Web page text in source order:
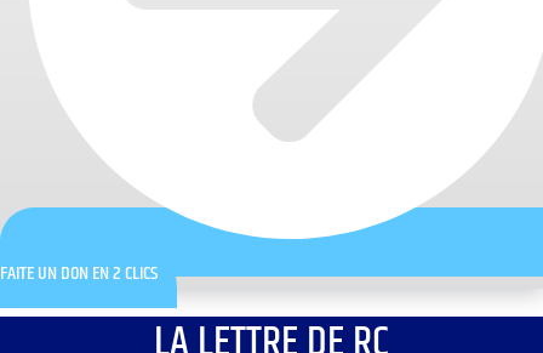
FAITE UN DON EN 2 CLICS